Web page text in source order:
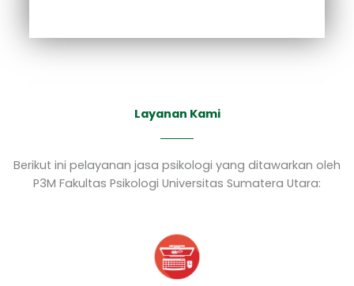
Layanan Kami
Berikut ini pelayanan jasa psikologi yang ditawarkan oleh
P3M Fakultas Psikologi Universitas Sumatera Utara: